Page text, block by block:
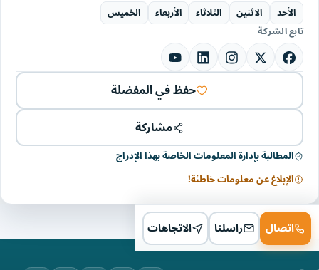
الأحد الاثنين الثلاثاء الأربعاء الخميس
تابع الشركة
حفظ في المفضلة
مشاركة
المطالبة بإدارة المعلومات الخاصة بهذا الإدراج
الإبلاغ عن معلومات خاطئة!
اتصال راسلنا الاتجاهات